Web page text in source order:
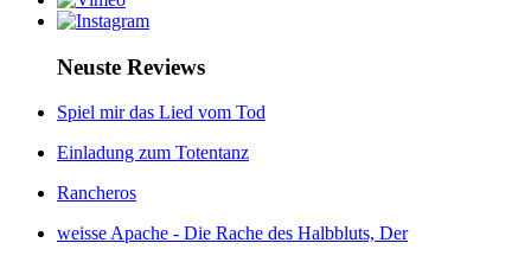
Neuste Reviews
Spiel mir das Lied vom Tod
Einladung zum Totentanz
Rancheros
weisse Apache - Die Rache des Halbbluts, Der